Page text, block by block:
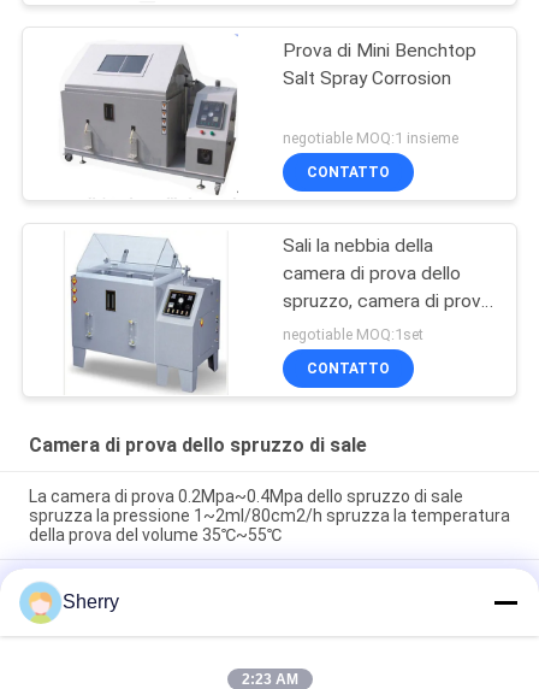
Prova di Mini Benchtop
Salt Spray Corrosion
negotiable MOQ:1 insieme
CONTATTO
Sali la nebbia della
camera di prova dello
spruzzo, camera di prova
dello spruzzo di sale di
spruzzatura di sale
negotiable MOQ:1set
CONTATTO
Camera di prova dello spruzzo di sale
La camera di prova 0.2Mpa~0.4Mpa dello spruzzo di sale
spruzza la pressione 1~2ml/80cm2/h spruzza la temperatura
della prova del volume 35℃~55℃
95%RH con la prova di corrosione della foschia del sale di
tempo della prova dell'ugello spruzzatore 48hours~1000hours
di 0.3mm~0.8mm
95%RH con il sale di tempo della prova di 0.3mm~0.8mm
Sherry
2:23 AM